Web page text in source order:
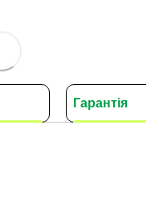
Гарантія